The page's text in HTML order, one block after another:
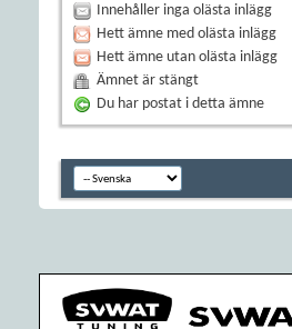
Innehåller inga olästa inlägg
Hett ämne med olästa inlägg
Hett ämne utan olästa inlägg
Ämnet är stängt
Du har postat i detta ämne